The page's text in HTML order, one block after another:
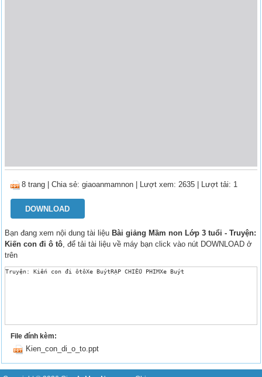
8 trang |Chia sẻ:giaoanmamnon | Lượt xem: 2635 | Lượt tải: 1
DOWNLOAD
Bạn đang xem nội dung tài liệu Bài giảng Mầm non Lớp 3 tuổi - Truyện:
Kiến con đi ô tô, để tải tài liệu về máy bạn click vào nút DOWNLOAD ở
trên
Truyện: Kiến con đi ôtôXe BuýtRẠP CHIẾU PHIMXe Buýt
File đính kèm:
Kien_con_di_o_to.ppt